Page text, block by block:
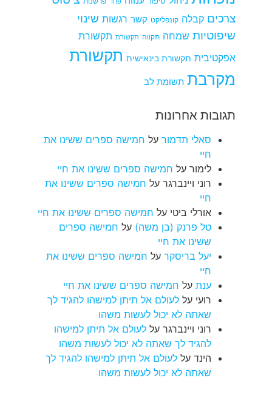
פחד
צרכים קבלה קונפליקט קשר רגשות שינוי
שיפוטיות שמחה תקווה תקשורת תקשורת
אפקטיבית תקשורת בינאישית תקשורת
מקרבת תשומת לב
תגובות אחרונות
סאלי תדמור על חמישה ספרים ששינו את
חיי
לימור על חמישה ספרים ששינו את חיי
רוני ויינברגר על חמישה ספרים ששינו את
חיי
אורלי ביטי על חמישה ספרים ששינו את חיי
טל פרנק (בן משה) על חמישה ספרים
ששינו את חיי
יעל בריסקר על חמישה ספרים ששינו את
חיי
ענת על חמישה ספרים ששינו את חיי
רועי על לעולם אל תיתן למישהו להגיד לך
שאתה לא יכול לעשות משהו
רוני ויינברגר על לעולם אל תיתן למישהו
להגיד לך שאתה לא יכול לעשות משהו
הינד על לעולם אל תיתן למישהו להגיד לך
שאתה לא יכול לעשות משהו